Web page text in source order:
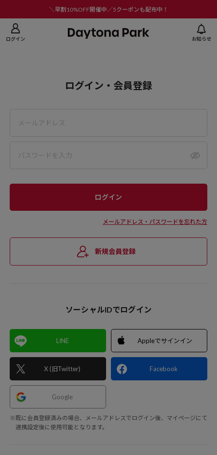
＼早割10%OFF開催中／5クーポンも配布中！
ログイン お知らせ
ログイン・会員登録
メールアドレス・パスワードを忘れた方
新規会員登録
ソーシャルIDでログイン
LINE
X (旧Twitter)
Appleでサインイン
Facebook
Google
※既に会員登録済みの場合、メールアドレスでログイン後、マイページにて
連携設定後に使用可能となります。